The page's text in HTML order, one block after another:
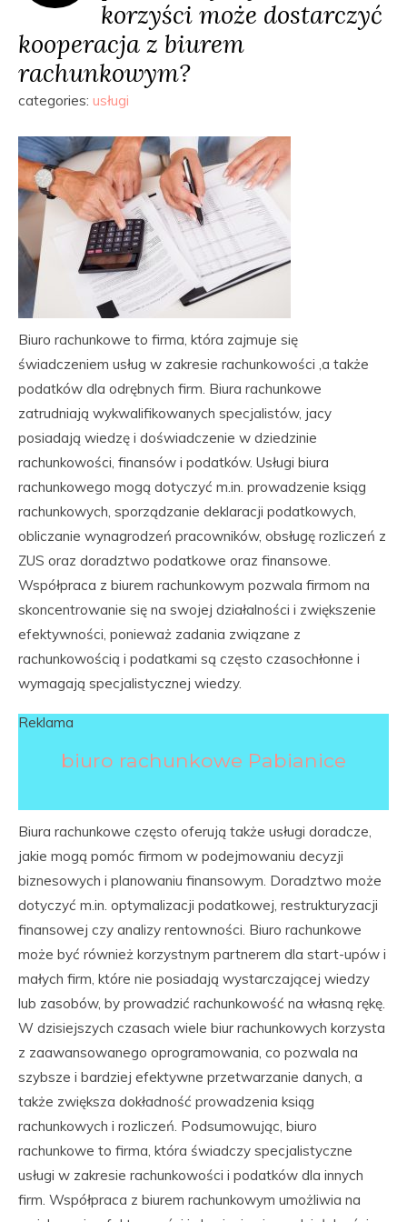
korzyści może dostarczyć
kooperacja z biurem
rachunkowym?
categories: usługi
Biuro rachunkowe to firma, która zajmuje się
świadczeniem usług w zakresie rachunkowości ,a także
podatków dla odrębnych firm. Biura rachunkowe
zatrudniają wykwalifikowanych specjalistów, jacy
posiadają wiedzę i doświadczenie w dziedzinie
rachunkowości, finansów i podatków. Usługi biura
rachunkowego mogą dotyczyć m.in. prowadzenie ksiąg
rachunkowych, sporządzanie deklaracji podatkowych,
obliczanie wynagrodzeń pracowników, obsługę rozliczeń z
ZUS oraz doradztwo podatkowe oraz finansowe.
Współpraca z biurem rachunkowym pozwala firmom na
skoncentrowanie się na swojej działalności i zwiększenie
efektywności, ponieważ zadania związane z
rachunkowością i podatkami są często czasochłonne i
wymagają specjalistycznej wiedzy.
Reklama
biuro rachunkowe Pabianice
Biura rachunkowe często oferują także usługi doradcze,
jakie mogą pomóc firmom w podejmowaniu decyzji
biznesowych i planowaniu finansowym. Doradztwo może
dotyczyć m.in. optymalizacji podatkowej, restrukturyzacji
finansowej czy analizy rentowności. Biuro rachunkowe
może być również korzystnym partnerem dla start-upów i
małych firm, które nie posiadają wystarczającej wiedzy
lub zasobów, by prowadzić rachunkowość na własną rękę.
W dzisiejszych czasach wiele biur rachunkowych korzysta
z zaawansowanego oprogramowania, co pozwala na
szybsze i bardziej efektywne przetwarzanie danych, a
także zwiększa dokładność prowadzenia ksiąg
rachunkowych i rozliczeń. Podsumowując, biuro
rachunkowe to firma, która świadczy specjalistyczne
usługi w zakresie rachunkowości i podatków dla innych
firm. Współpraca z biurem rachunkowym umożliwia na